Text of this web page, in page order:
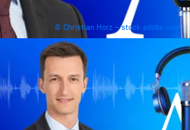
© Christian Horz – stock.adobe.com